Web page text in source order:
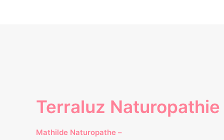
Terraluz Naturopathie
Mathilde Naturopathe –